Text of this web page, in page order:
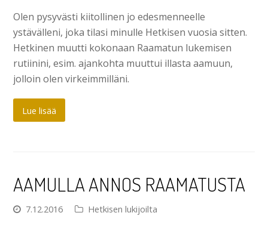
Olen pysyvästi kiitollinen jo edesmenneelle
ystävälleni, joka tilasi minulle Hetkisen vuosia sitten.
Hetkinen muutti kokonaan Raamatun lukemisen
rutiinini, esim. ajankohta muuttui illasta aamuun,
jolloin olen virkeimmilläni.
Lue lisää
AAMULLA ANNOS RAAMATUSTA
7.12.2016 Hetkisen lukijoilta